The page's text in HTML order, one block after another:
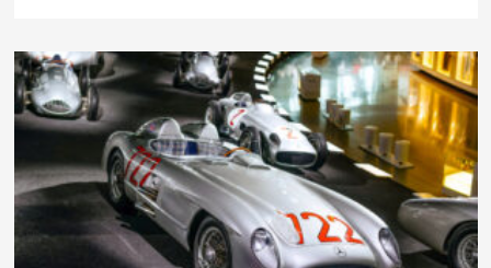
Museo
Mercedes-
Benz,
945.000
visitantes
un
guiño
eterno
a